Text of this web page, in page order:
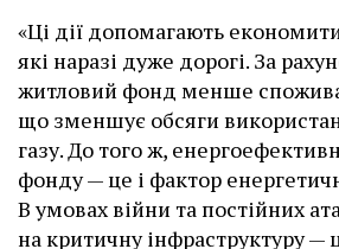
«Ці дії допомагають
які наразі дуже дорогі. За
житловий фонд менше
що зменшує обсяги
газу. До того ж,
фонду — це і фактор
В умовах війни та постійних
на критичну інфраструктуру —